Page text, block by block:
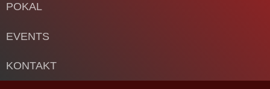
POKAL
EVENTS
KONTAKT